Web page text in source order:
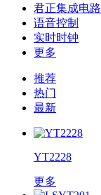
君正集成电路
语音控制
实时时钟
更多
推荐
热门
最新
YT2228
更多